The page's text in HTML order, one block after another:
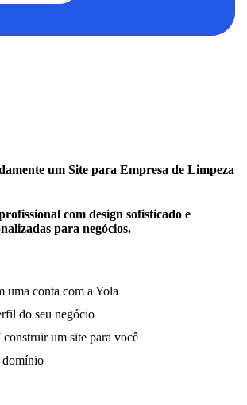
um Site para Empresa de Limpeza
com design sofisticado e
para negócios.
uma conta com a Yola
do seu negócio
um site para você
domínio